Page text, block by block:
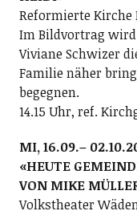
Reformierte
Im Bildvortrag
Viviane Schwizer
Familie näher
begegnen.
14.15 Uhr, ref.
MI, 16.09.–
«HEUTE
VON MIKE
Volkstheater